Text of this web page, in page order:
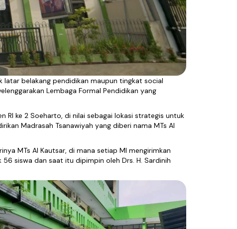
latar belakang pendidikan maupun tingkat social
Lembaga Formal Pendidikan yang
RI ke 2 Soeharto, di nilai sebagai lokasi strategis untuk
Madrasah Tsanawiyah yang diberi nama MTs Al
MTs Al Kautsar, di mana setiap MI mengirimkan
siswa dan saat itu dipimpin oleh Drs. H. Sardinih